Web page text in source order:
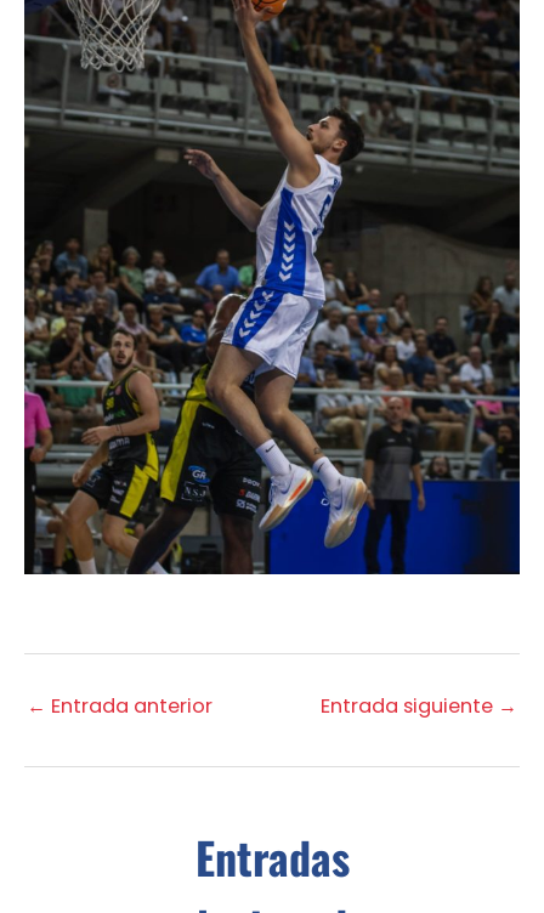
← Entrada anterior Entrada siguiente →
Entradas